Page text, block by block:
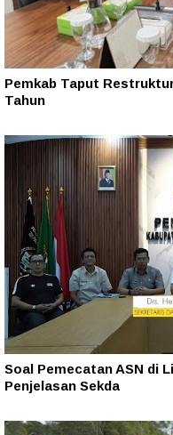
Pemkab Taput
Tahun‎
Soal Pemecatan ASN di
Penjelasan Sekda